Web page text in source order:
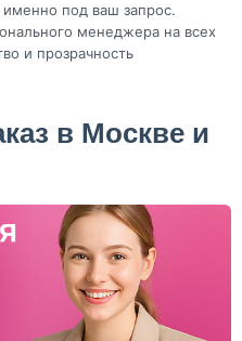
под ваш запрос.
менеджера на всех
и прозрачность
в Москве и